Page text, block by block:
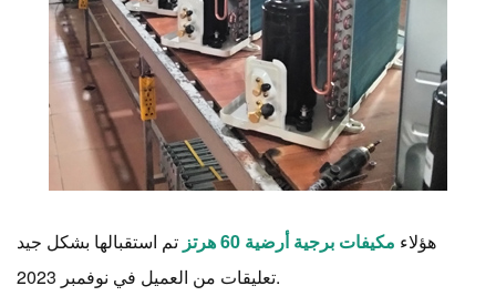
هؤلاء مكيفات برجية أرضية 60 هرتز تم استقبالها بشكل جيد
تعليقات من العميل في نوفمبر 2023 .